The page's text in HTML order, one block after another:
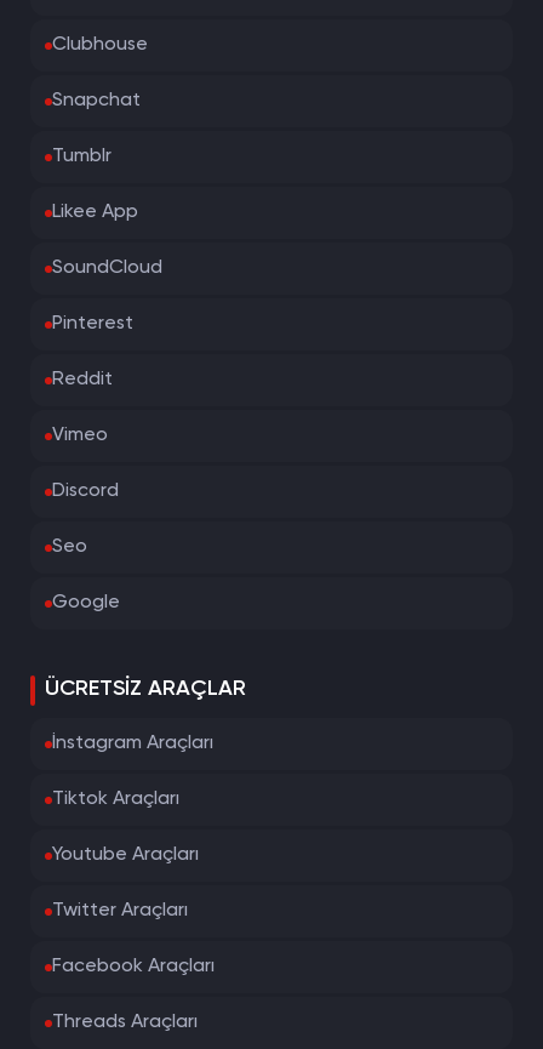
Clubhouse
Snapchat
Tumblr
Likee App
SoundCloud
Pinterest
Reddit
Vimeo
Discord
Seo
Google
ÜCRETSIZ ARAÇLAR
İnstagram Araçları
Tiktok Araçları
Youtube Araçları
Twitter Araçları
Facebook Araçları
Threads Araçları